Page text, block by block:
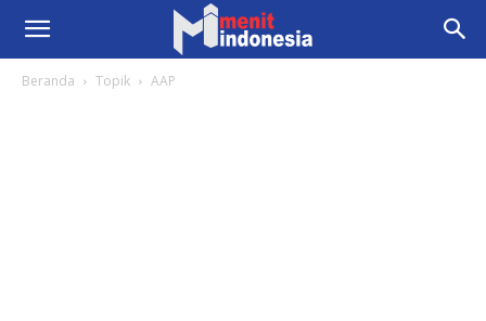
Beranda Topik AAP